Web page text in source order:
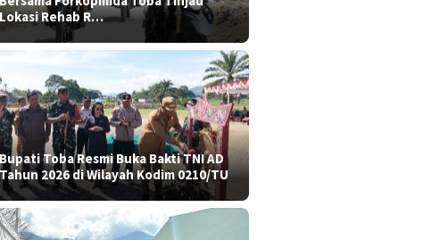
Lokasi Rehab R…
Bupati Toba Resmi Buka Bakti TNI AD
Tahun 2026 di Wilayah Kodim 0210/TU